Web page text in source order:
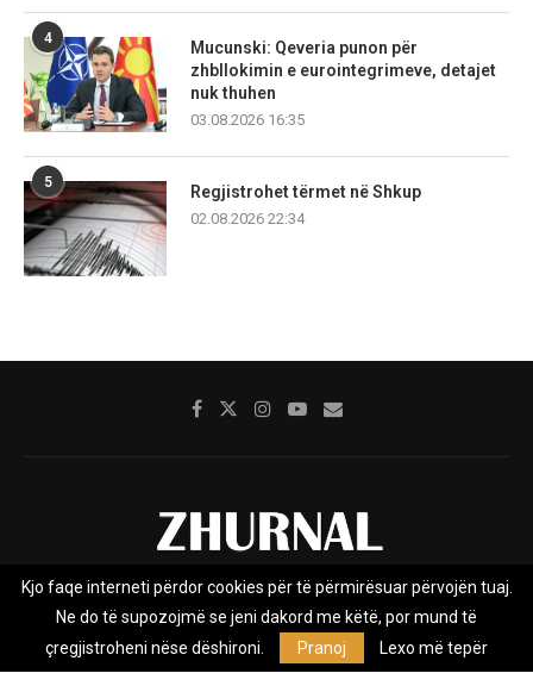
4
Mucunski: Qeveria punon për
zhbllokimin e eurointegrimeve, detajet
nuk thuhen
03.08.2026 16:35
5
Regjistrohet tërmet në Shkup
02.08.2026 22:34
Rreth nesh Impresumi Marketing
Privacy Policy
Zhurnal.mk është Agjenci e Lajmeve e pavarur, e themeluar në vitin
Kjo faqe interneti përdor cookies për të përmirësuar përvojën tuaj.
Ne do të supozojmë se jeni dakord me këtë, por mund të
çregjistroheni nëse dëshironi.
Pranoj Lexo më tepër